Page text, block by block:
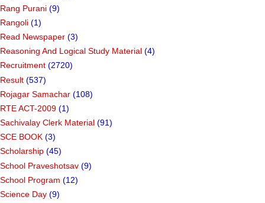
Rang Purani (9)
Rangoli (1)
Read Newspaper (3)
Reasoning And Logical Study Material (4)
Recruitment (2720)
Result (537)
Rojagar Samachar (108)
RTE ACT-2009 (1)
Sachivalay Clerk Material (91)
SCE BOOK (3)
Scholarship (45)
School Praveshotsav (9)
School Program (12)
Science Day (9)